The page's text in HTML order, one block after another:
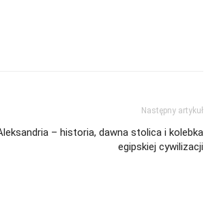
Następny artykuł
– historia, dawna stolica i kolebka
egipskiej cywilizacji